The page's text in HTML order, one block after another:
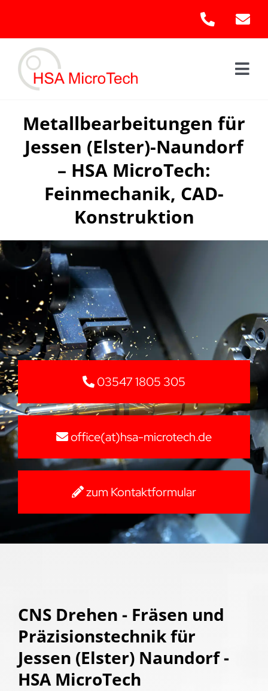
content
Metallbearbeitungen für
Jessen (Elster)-Naundorf
– HSA MicroTech:
Feinmechanik, CAD-
Konstruktion
03547 1805 305
office(at)hsa-microtech.de
zum Kontaktformular
CNS Drehen - Fräsen und
Präzisionstechnik für
Jessen (Elster) Naundorf -
HSA MicroTech